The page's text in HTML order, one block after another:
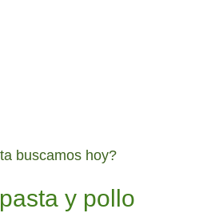
buscamos hoy?
y pollo